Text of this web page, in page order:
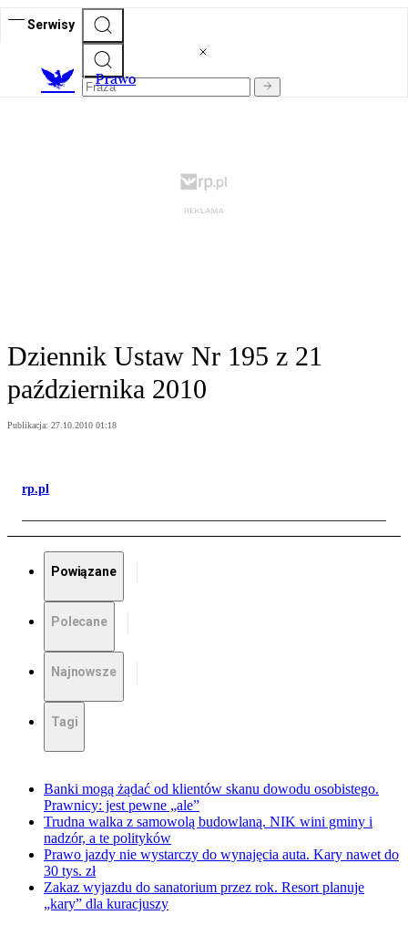
Serwisy
Prawo
Dziennik Ustaw Nr 195 z 21
października 2010
Publikacja: 27.10.2010 01:18
rp.pl
Powiązane
Polecane
Najnowsze
Tagi
Banki mogą żądać od klientów skanu dowodu osobistego.
Prawnicy: jest pewne „ale”
Trudna walka z samowolą budowlaną. NIK wini gminy i
nadzór, a te polityków
Prawo jazdy nie wystarczy do wynajęcia auta. Kary nawet do
30 tys. zł
Zakaz wyjazdu do sanatorium przez rok. Resort planuje
„kary” dla kuracjuszy